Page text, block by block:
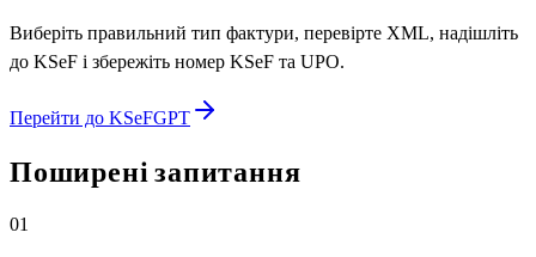
Виберіть правильний тип фактури, перевірте XML, надішліть
до KSeF і збережіть номер KSeF та UPO.
Перейти до KSeFGPT
Поширені запитання
01